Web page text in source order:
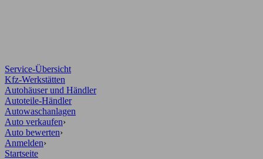
Service-Übersicht
Kfz-Werkstätten
Autohäuser und Händler
Autoteile-Händler
Autowaschanlagen
Auto verkaufen›
Auto bewerten›
Anmelden›
Startseite